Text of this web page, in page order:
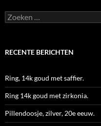
Zoeken
naar:
RECENTE BERICHTEN
Ring, 14k goud met saffier.
Ring 14k goud met zirkonia.
Pillendoosje, zilver, 20e eeuw.